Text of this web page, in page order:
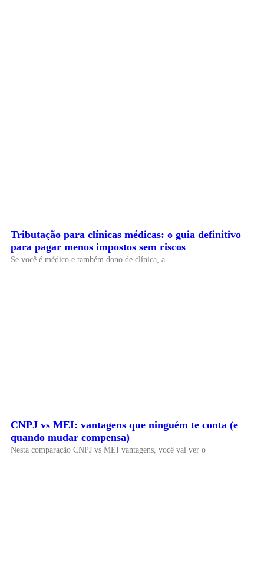
Tributação para clínicas médicas: o guia definitivo
para pagar menos impostos sem riscos
Se você é médico e também dono de clínica, a
CNPJ vs MEI: vantagens que ninguém te conta (e
quando mudar compensa)
Nesta comparação CNPJ vs MEI vantagens, você vai ver o